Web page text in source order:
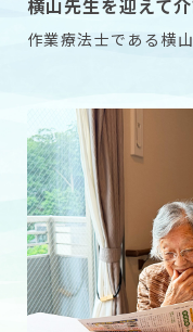
作業療法士である横